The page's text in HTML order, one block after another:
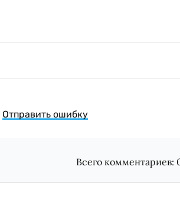
Отправить ошибку
Всего комментариев: